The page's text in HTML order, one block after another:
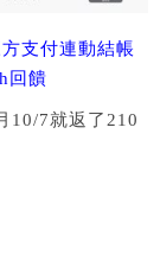
支付連動結帳
回饋
10/7就返了210